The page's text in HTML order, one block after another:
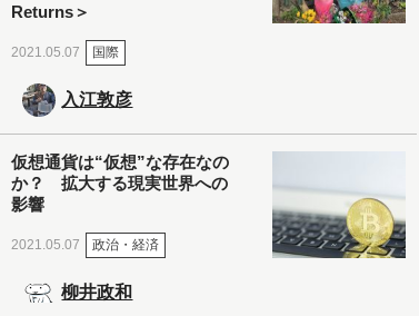
Returns＞
2021.05.07 国際
入江敦彦
仮想通貨は“仮想”な存在なの
か？ 拡大する現実世界への
影響
2021.05.07 政治・経済
柳井政和